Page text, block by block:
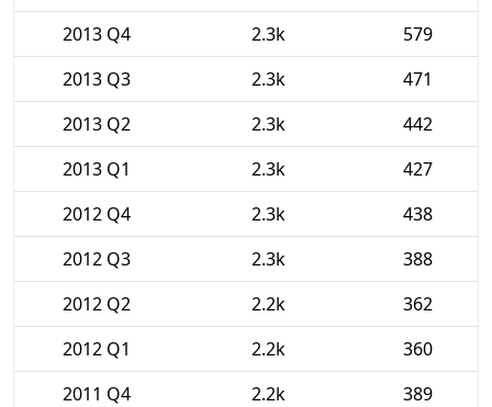
2013 Q4
2.3k
579
2013 Q3
2.3k
471
2013 Q2
2.3k
442
2013 Q1
2.3k
427
2012 Q4
2.3k
438
2012 Q3
2.3k
388
2012 Q2
2.2k
362
2012 Q1
2.2k
360
2011 Q4
2.2k
389